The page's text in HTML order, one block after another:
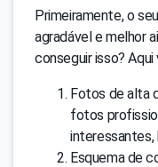
Primeiramente, o
agradável e melhor
conseguir isso?
Fotos de alta
fotos
interessantes,
Esquema de